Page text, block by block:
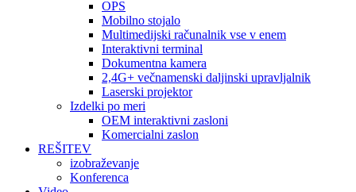
OPS
Mobilno stojalo
Multimedijski računalnik vse v enem
Interaktivni terminal
Dokumentna kamera
2,4G+ večnamenski daljinski upravljalnik
Laserski projektor
Izdelki po meri
OEM interaktivni zasloni
Komercialni zaslon
REŠITEV
izobraževanje
Konferenca